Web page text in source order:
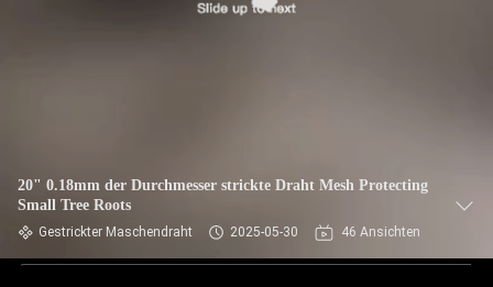
20" 0.18mm der Durchmesser strickte Draht Mesh Protecting
Small Tree Roots
Gestrickter Maschendraht 2025-05-30 46 Ansichten